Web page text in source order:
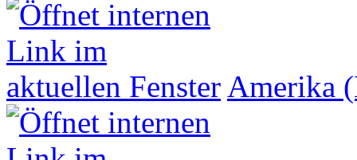
Amerika